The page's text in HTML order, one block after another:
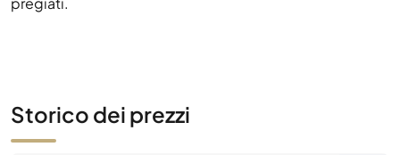
Storico dei prezzi